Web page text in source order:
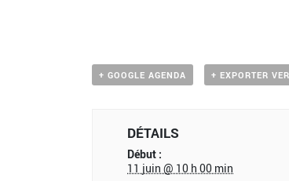
+ GOOGLE AGENDA + EXPORTER
DÉTAILS
Début :
11 juin @ 10 h 00 min